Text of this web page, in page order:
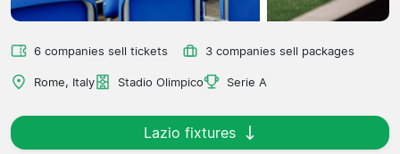
6 companies sell tickets 3 companies sell packages
Rome, Italy Stadio Olimpico Serie A
Lazio fixtures